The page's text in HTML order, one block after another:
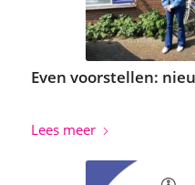
Even voorstellen:
Lees meer